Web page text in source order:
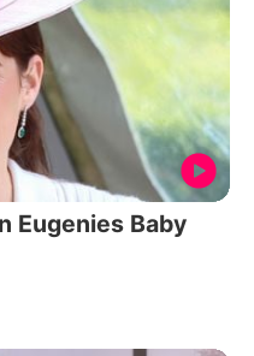
Eugenies Baby